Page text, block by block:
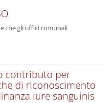
che gli uffici comunali
contributo per
di riconoscimento
iure sanguinis